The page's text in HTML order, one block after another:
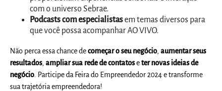
com o universo Sebrae.
Podcasts com especialistasem temas diversos para
que você possa acompanhar AO VIVO.
Não perca essa chance decomeçar o seu negócio,aumentar seus
resultados,ampliar sua rede de contatoseter novas ideias de
negócio . Participe da Feira do Empreendedor 2024 e transforme
sua trajetória empreendedora!